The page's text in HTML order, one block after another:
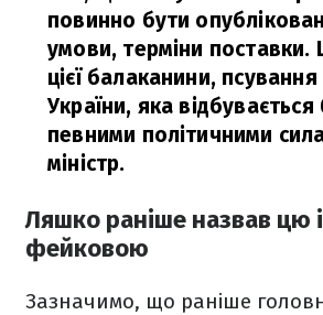
повинно бути
умови, терміни поставки.
цієї балаканини, псування
України, яка відбувається
певними політичними
міністр.
Ляшко раніше назвав цю
фейковою
Зазначимо, що раніше